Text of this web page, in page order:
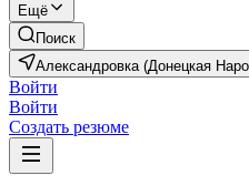
Ещё
Поиск
Александровка (Донецкая
Войти
Войти
Создать резюме